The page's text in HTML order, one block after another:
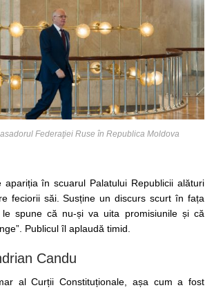
Federaţiei Ruse în Republica Moldova
în scuarul Palatului Republicii alături
feciorii săi. Susține un discurs scurt în fața
spune că nu-și va uita promisiunile și că
Publicul îl aplaudă timid.
Candu
al Curții Constituționale, așa cum a fost